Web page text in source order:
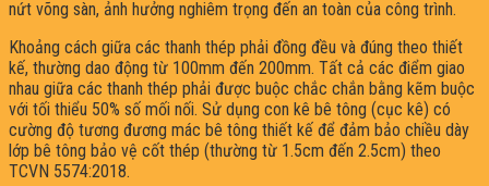
nứt võng sàn, ảnh hưởng nghiêm trọng đến an toàn của công trình.
Khoảng cách giữa các thanh thép phải đồng đều và đúng theo thiết
kế, thường dao động từ 100mm đến 200mm. Tất cả các điểm giao
nhau giữa các thanh thép phải được buộc chắc chắn bằng kẽm buộc
với tối thiểu 50% số mối nối. Sử dụng con kê bê tông (cục kê) có
cường độ tương đương mác bê tông thiết kế để đảm bảo chiều dày
lớp bê tông bảo vệ cốt thép (thường từ 1.5cm đến 2.5cm) theo
TCVN 5574:2018.